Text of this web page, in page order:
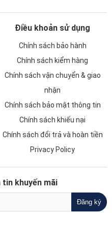
Điều khoản sử dụng
Chính sách bảo hành
Chính sách kiểm hàng
Chính sách vận chuyển & giao
nhận
Chính sách bảo mật thông tin
Chính sách khiếu nại
Chính sách đổi trả và hoàn tiền
Privacy Policy
tin khuyến mãi